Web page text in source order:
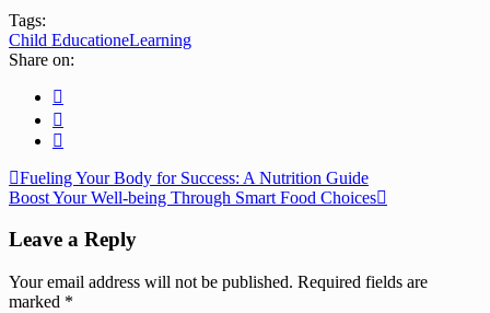
Tags:
Child EducationeLearning
Share on:
Fueling Your Body for Success: A Nutrition Guide
Boost Your Well-being Through Smart Food Choices
Leave a Reply
Your email address will not be published. Required fields are
marked *